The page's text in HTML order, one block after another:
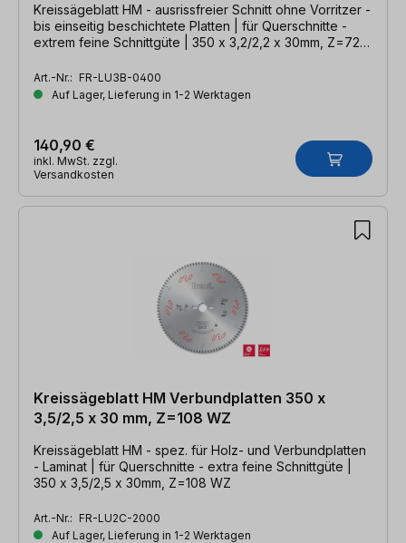
Kreissägeblatt HM - ausrissfreier Schnitt ohne Vorritzer -
bis einseitig beschichtete Platten | für Querschnitte -
extrem feine Schnittgüte | 350 x 3,2/2,2 x 30mm, Z=72
Art.-Nr.: FR-LU3B-0400
Auf Lager, Lieferung in 1-2 Werktagen
140,90 €
inkl. MwSt. zzgl.
Versandkosten
Kreissägeblatt HM Verbundplatten 350 x
3,5/2,5 x 30 mm, Z=108 WZ
Kreissägeblatt HM - spez. für Holz- und Verbundplatten
- Laminat | für Querschnitte - extra feine Schnittgüte |
350 x 3,5/2,5 x 30mm, Z=108 WZ
Art.-Nr.: FR-LU2C-2000
Auf Lager, Lieferung in 1-2 Werktagen